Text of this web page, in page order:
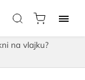
na vlajku?